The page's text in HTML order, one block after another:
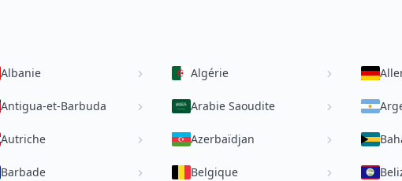
Albanie Algérie
Antigua-et-Barbuda Arabie Saoudite
Autriche Azerbaïdjan
Barbade Belgique